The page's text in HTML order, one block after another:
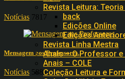
Revista Leitura:
back
Edições Online
Edições
Revista Linha Mestra
Anais – O Professor
Anais – COLE
Coleção Leitura e
Notícias 7817
Mensagem aos Professores.
Notícias 5881